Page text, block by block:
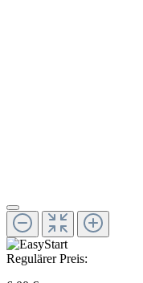
Regulärer Preis: